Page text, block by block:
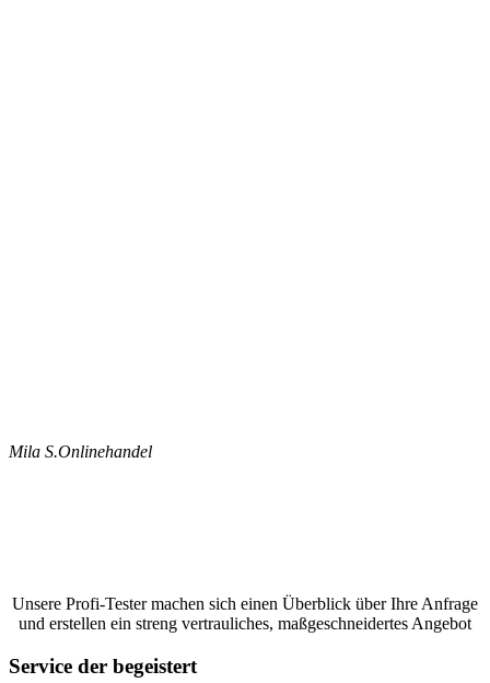
Mila S.Onlinehandel
Unsere Profi-Tester machen sich einen Überblick über Ihre Anfrage
und erstellen ein streng vertrauliches, maßgeschneidertes Angebot
Service der begeistert